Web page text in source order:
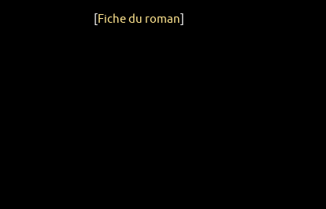
[Fiche du roman]